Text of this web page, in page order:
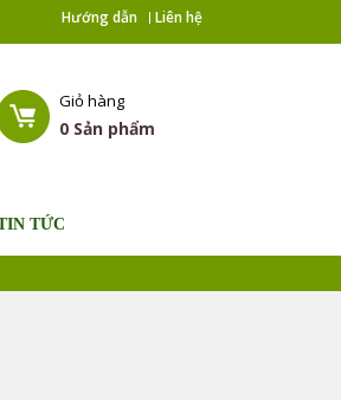
Hướng dẫn Liên hệ
Giỏ hàng
0 Sản phẩm
TỨC